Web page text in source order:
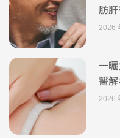
肪
2026
一
醫
2026